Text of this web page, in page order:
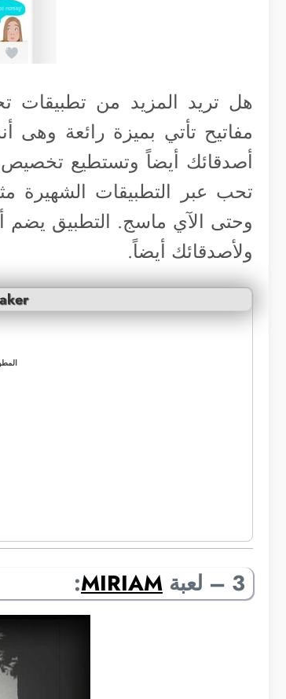
هل تريد المزيد من تطبيقات
مفاتيح تأتي بميزة رائعة
أصدقائك أيضاً وتستطيع
تحب عبر التطبيقات
ولأصدقائك أيضاً.
3 – لعبة MIRIAM
: